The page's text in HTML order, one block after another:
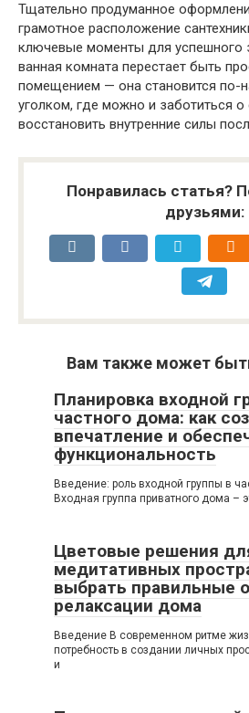
Тщательно продуманное
грамотное расположение
ключевые моменты для успешного
ванная комната перестает быть
помещением — она становится по-
уголком, где можно и заботиться о
восстановить внутренние силы
Понравилась статья?
друзьями:
Вам также может
Планировка входной
частного дома: как
впечатление и
функциональность
Введение: роль входной группы в
Входная группа приватного дома –
Цветовые решения
медитативных
выбрать правильные
релаксации дома
Введение В современном ритме
потребность в создании личных
и